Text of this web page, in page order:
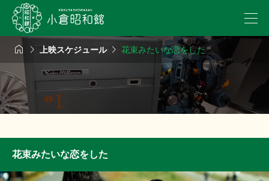
  上映スケジュール 花束みたいな恋をした
花束みたいな恋をした